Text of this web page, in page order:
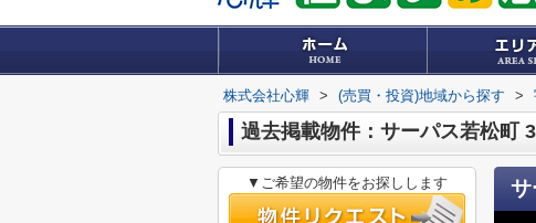
株式会社心輝 > (売買・投資)地域から探す >
過去掲載物件：サーパス若松町
▼ご希望の物件をお探しします